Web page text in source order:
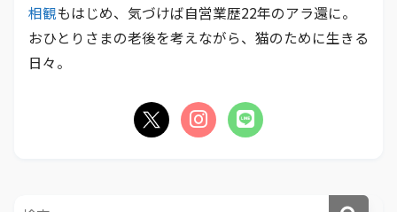
相観もはじめ、気づけば自営業歴22年のアラ還に。
おひとりさまの老後を考えながら、猫のために生きる
日々。